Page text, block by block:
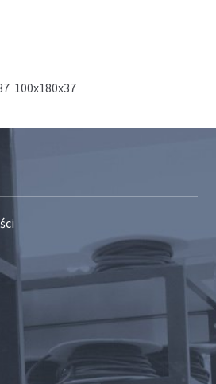
100x180x37